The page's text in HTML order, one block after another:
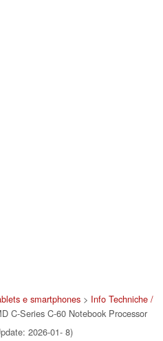
e smartphones> Info Techniche /
C-Series C-60 Notebook Processor
2026-01- 8)